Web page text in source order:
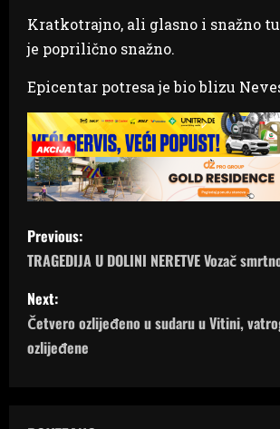
Kratkotrajno, ali glasno i snažno
je poprilično snažno.
Epicentar potresa je bio blizu
P
o
s
t
a
Previous:
TRAGEDIJA U DOLINI NERETVE Vozač
Next:
Četvero ozlijeđeno u sudaru u Vitini,
ozlijeđene